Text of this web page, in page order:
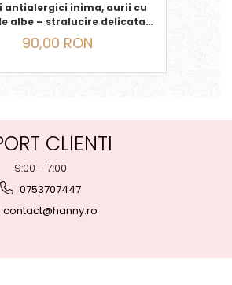
antialergici inima, aurii cu
albe – stralucire delicata,
dimensiune
90,00 RON
CLIENTI
9:00- 17:00
0753707447
contact@hanny.ro